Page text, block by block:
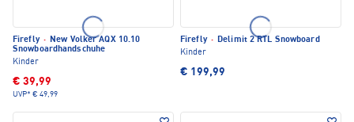
Firefly · New Volker AQX 10.10
Snowboardhandschuhe
Kinder
€ 39,99
UVP* € 49,99
Firefly · Delimit 2 RTL Snowboard
Kinder
€ 199,99